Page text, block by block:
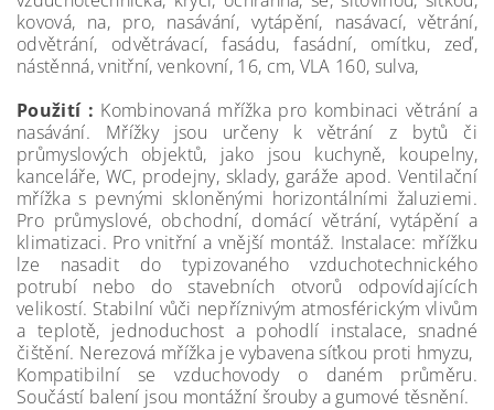
kovová, na, pro, nasávání, vytápění, nasávací, větrání,
odvětrání, odvětrávací, fasádu, fasádní, omítku, zeď,
nástěnná, vnitřní, venkovní, 16, cm, VLA 160, sulva,
Použití : Kombinovaná mřížka pro kombinaci větrání a
nasávání. Mřížky jsou určeny k větrání z bytů či
průmyslových objektů, jako jsou kuchyně, koupelny,
kanceláře, WC, prodejny, sklady, garáže apod. Ventilační
mřížka s pevnými skloněnými horizontálními žaluziemi.
Pro průmyslové, obchodní, domácí větrání, vytápění a
klimatizaci. Pro vnitřní a vnější montáž. Instalace: mřížku
lze nasadit do typizovaného vzduchotechnického
potrubí nebo do stavebních otvorů odpovídajících
velikostí. Stabilní vůči nepříznivým atmosférickým vlivům
a teplotě, jednoduchost a pohodlí instalace, snadné
čištění. Nerezová mřížka je vybavena síťkou proti hmyzu,
Kompatibilní se vzduchovody o daném průměru.
Součástí balení jsou montážní šrouby a gumové těsnění.